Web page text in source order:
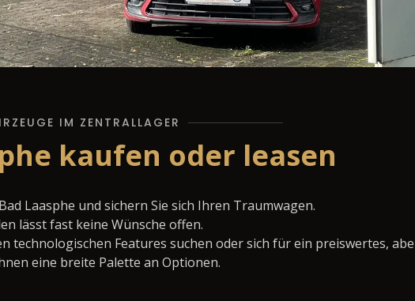
IM ZENTRALLAGER
kaufen oder leasen
Laasphe und sichern Sie sich Ihren Traumwagen.
lässt fast keine Wünsche offen.
technologischen Features suchen oder sich für ein preiswertes,
eine breite Palette an Optionen.